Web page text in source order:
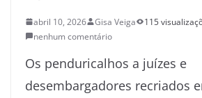
abril 10, 2026 Gisa Veiga
115
nenhum comentário
Os penduricalhos a juízes e
desembargadores recriados